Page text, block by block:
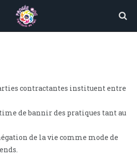
contractantes instituent entre
de bannir des pratiques tant au
de la vie comme mode de